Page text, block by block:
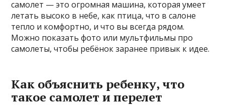
самолет — это огромная машина, которая умеет
летать высоко в небе, как птица, что в салоне
тепло и комфортно, и что вы всегда рядом.
Можно показать фото или мультфильмы про
самолеты, чтобы ребёнок заранее привык к идее.
Как объяснить ребенку, что
такое самолет и перелет